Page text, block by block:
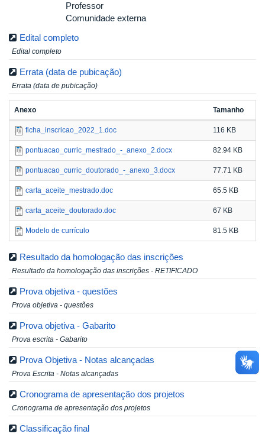
Professor
Comunidade externa
Edital completo
Edital completo
Errata (data de pubicação)
Errata (data de pubicação)
Anexo Tamanho
ficha_inscricao_2022_1.doc 116 KB
pontuacao_curric_mestrado_-_anexo_2.docx 82.94 KB
pontuacao_curric_doutorado_-_anexo_3.docx 77.71 KB
carta_aceite_mestrado.doc 65.5 KB
carta_aceite_doutorado.doc 67 KB
Modelo de currículo 81.5 KB
Resultado da homologação das inscrições
Resultado da homologação das inscrições - RETIFICADO
Prova objetiva - questões
Prova objetiva - questões
Prova objetiva - Gabarito
Prova escrita - Gabarito
Prova Objetiva - Notas alcançadas
Prova Escrita - Notas alcançadas
Cronograma de apresentação dos projetos
Cronograma de apresentação dos projetos
Classificação final